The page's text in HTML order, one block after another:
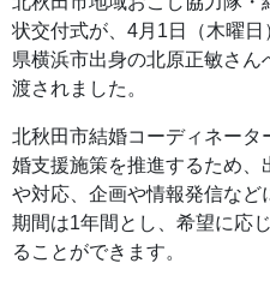
状交付式が、4月1日（木曜日
県横浜市出身の北原正敏さ
渡されました。
北秋田市結婚コーディネー
婚支援施策を推進するため
や対応、企画や情報発信な
期間は1年間とし、希望に応
ることができます。